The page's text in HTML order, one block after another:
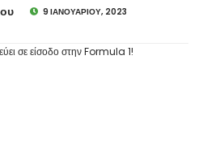
9 ΙΑΝΟΥΑΡΊΟΥ, 2023